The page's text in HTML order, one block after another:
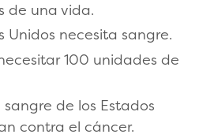
de una vida.
Unidos necesita sangre.
100 unidades de
de los Estados
contra el cáncer.